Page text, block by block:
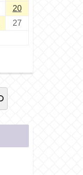
20
27